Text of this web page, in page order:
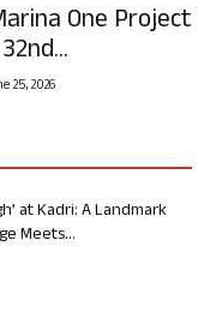
One Project
25, 2026
at Kadri: A Landmark
Meets...